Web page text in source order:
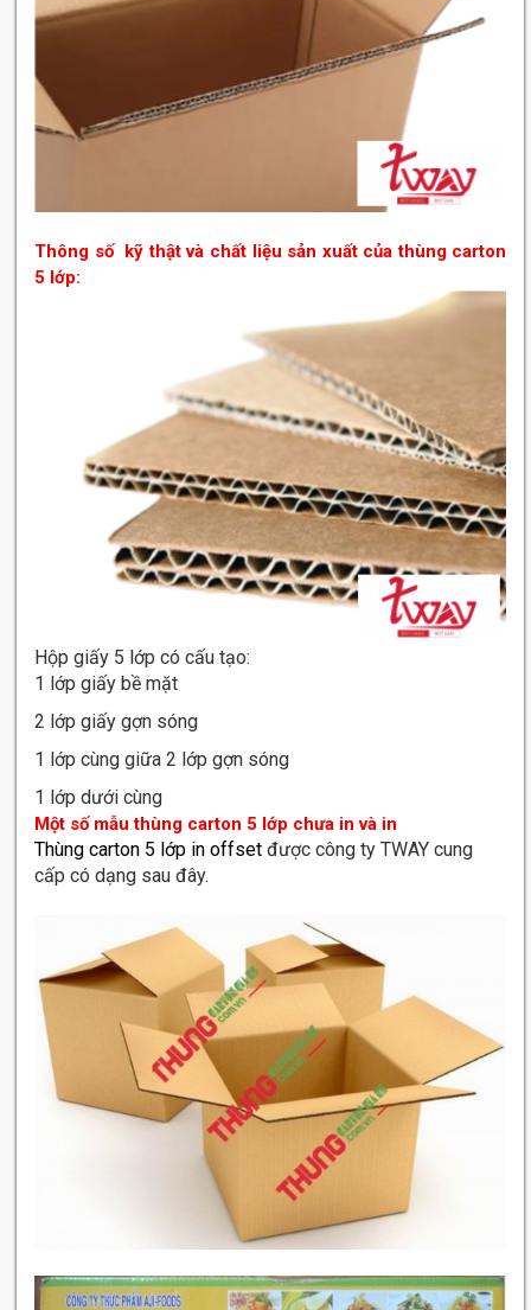
Thông số kỹ thật và chất liệu sản xuất của thùng carton
5 lớp:
Hộp giấy 5 lớp có cấu tạo:
1 lớp giấy bề mặt
2 lớp giấy gợn sóng
1 lớp cùng giữa 2 lớp gợn sóng
1 lớp dưới cùng
Một số mẫu thùng carton 5 lớp chưa in và in
Thùng carton 5 lớp in offset được công ty TWAY cung
cấp có dạng sau đây.